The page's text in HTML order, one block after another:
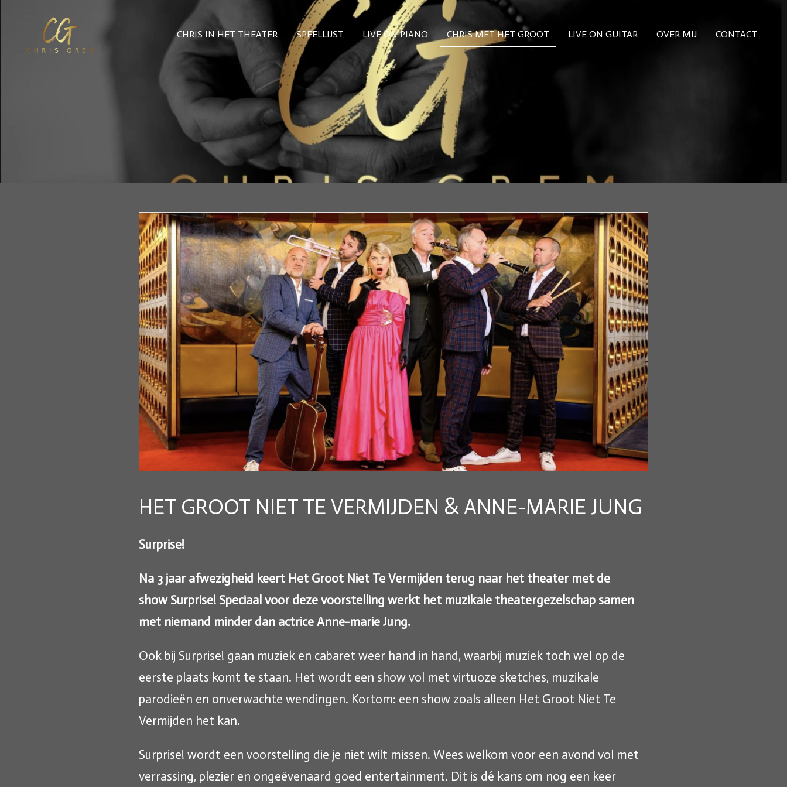
CHRIS IN HET THEATER SPEELLIJST LIVE ON PIANO CHRIS MET HET GROOT LIVE ON GUITAR OVER MIJ CONTACT
HET GROOT NIET TE VERMIJDEN & ANNE-MARIE JUNG
Surprise!
Na 3 jaar afwezigheid keert Het Groot Niet Te Vermijden terug naar het theater met de
show Surprise! Speciaal voor deze voorstelling werkt het muzikale theatergezelschap samen
met niemand minder dan actrice Anne-marie Jung.
Ook bij Surprise! gaan muziek en cabaret weer hand in hand, waarbij muziek toch wel op de
eerste plaats komt te staan. Het wordt een show vol met virtuoze sketches, muzikale
parodieën en onverwachte wendingen. Kortom: een show zoals alleen Het Groot Niet Te
Vermijden het kan.
Surprise! wordt een voorstelling die je niet wilt missen. Wees welkom voor een avond vol met
verrassing, plezier en ongeëvenaard goed entertainment. Dit is dé kans om nog een keer